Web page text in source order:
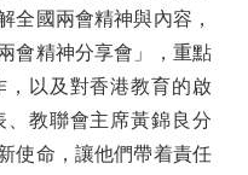
全國兩會精神與內容，
會精神分享會」，重點
以及對香港教育的啟
教聯會主席黃錦良分
使命，讓他們帶着責任